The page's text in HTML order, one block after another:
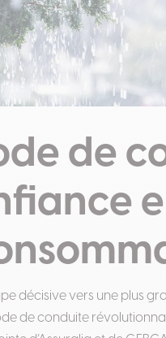
de
décisive vers une plus
de conduite